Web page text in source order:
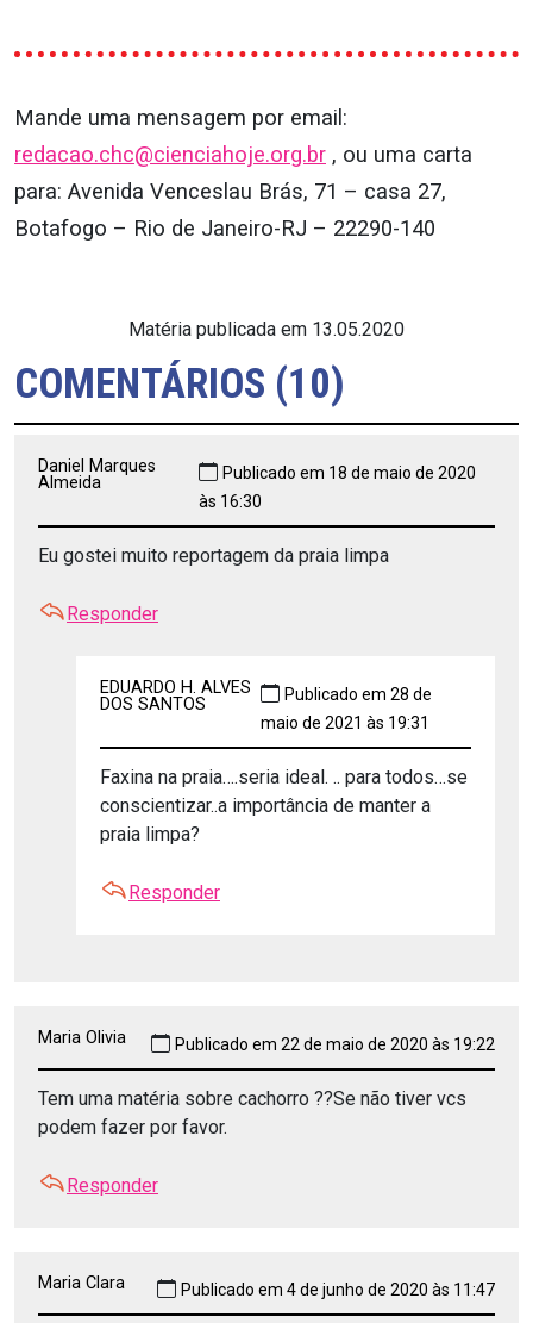
Mande uma mensagem por email:
redacao.chc@cienciahoje.org.br , ou uma carta
para: Avenida Venceslau Brás, 71 – casa 27,
Botafogo – Rio de Janeiro-RJ – 22290-140
Matéria publicada em 13.05.2020
COMENTÁRIOS (10)
Daniel Marques
Almeida
Publicado em 18 de maio de 2020
às 16:30
Eu gostei muito reportagem da praia limpa
Responder
EDUARDO H. ALVES
DOS SANTOS
Publicado em 28 de
maio de 2021 às 19:31
Faxina na praia….seria ideal. .. para todos…se
conscientizar..a importância de manter a
praia limpa?
Responder
Maria Olivia Publicado em 22 de maio de 2020 às 19:22
Tem uma matéria sobre cachorro ??Se não tiver vcs
podem fazer por favor.
Responder
Maria Clara Publicado em 4 de junho de 2020 às 11:47